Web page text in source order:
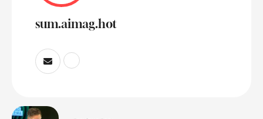
sum.aimag.hot